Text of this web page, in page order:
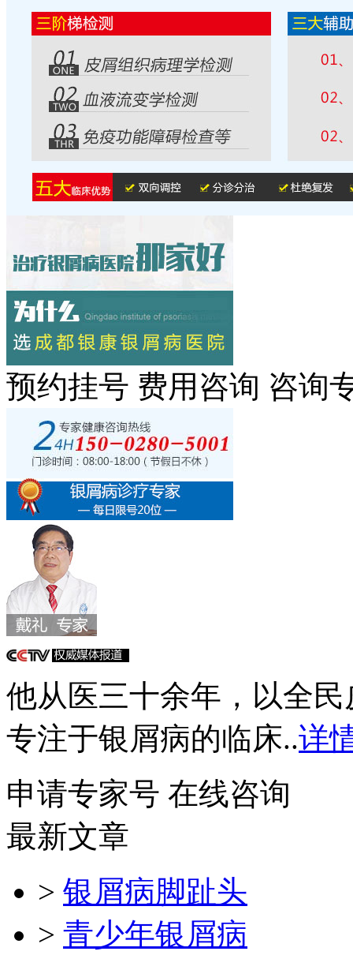
预约挂号 费用咨询 咨询
他从医三十余年，以全
专注于银屑病的临床..详
申请专家号 在线咨询
最新文章
> 银屑病脚趾头
> 青少年银屑病